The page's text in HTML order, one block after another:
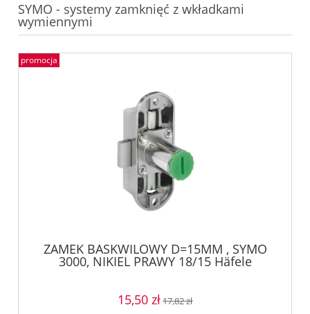
SYMO - systemy zamknięć z wkładkami
wymiennymi
ZAMEK BASKWILOWY D=15MM , SYMO
3000, NIKIEL PRAWY 18/15 Häfele
15,50 zł17,82 zł
promocja